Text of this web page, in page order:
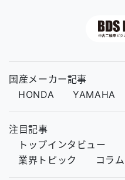
国産メーカー記事
HONDA
YAMAHA
注目記事
トップインタビュー
業界トピック
コラム